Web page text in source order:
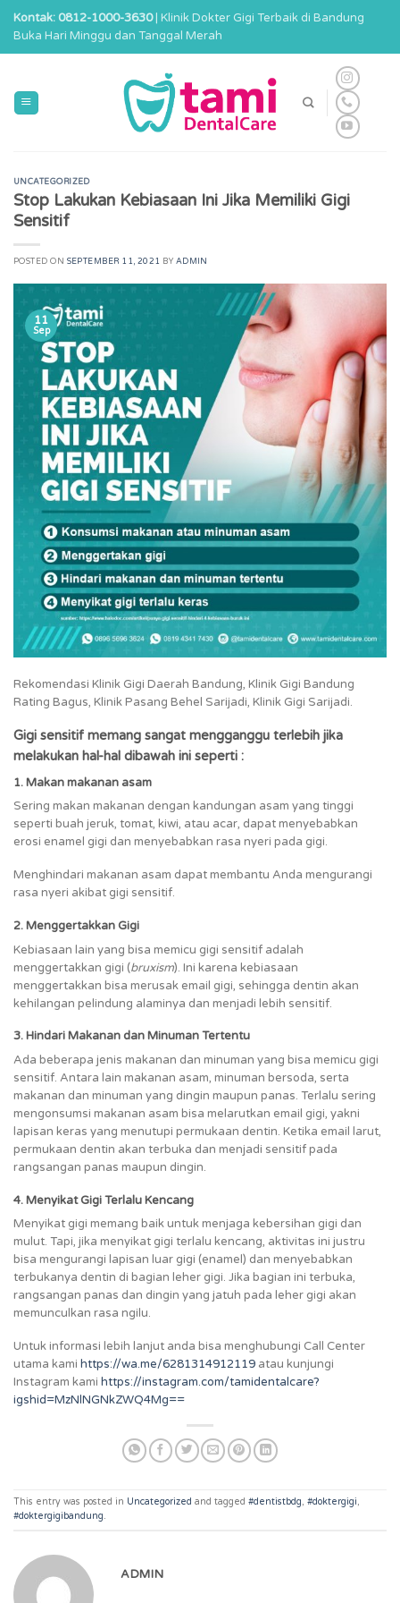
Skip
content
Kontak: 0812-1000-3630| Klinik Dokter Gigi Terbaik di Bandung
Buka Hari Minggu dan Tanggal Merah
UNCATEGORIZED
Stop Lakukan Kebiasaan Ini Jika Memiliki Gigi
Sensitif
POSTED ON SEPTEMBER 11, 2021 BY ADMIN
11
Sep
Rekomendasi Klinik Gigi Daerah Bandung, Klinik Gigi Bandung
Rating Bagus, Klinik Pasang Behel Sarijadi, Klinik Gigi Sarijadi.
Gigi sensitif memang sangat mengganggu terlebih jika
melakukan hal-hal dibawah ini seperti :
1. Makan makanan asam
Sering makan makanan dengan kandungan asam yang tinggi
seperti buah jeruk, tomat, kiwi, atau acar, dapat menyebabkan
erosi enamel gigi dan menyebabkan rasa nyeri pada gigi.
Menghindari makanan asam dapat membantu Anda mengurangi
rasa nyeri akibat gigi sensitif.
2. Menggertakkan Gigi
Kebiasaan lain yang bisa memicu gigi sensitif adalah
menggertakkan gigi (bruxism). Ini karena kebiasaan
menggertakkan bisa merusak email gigi, sehingga dentin akan
kehilangan pelindung alaminya dan menjadi lebih sensitif.
3. Hindari Makanan dan Minuman Tertentu
Ada beberapa jenis makanan dan minuman yang bisa memicu gigi
sensitif. Antara lain makanan asam, minuman bersoda, serta
makanan dan minuman yang dingin maupun panas. Terlalu sering
mengonsumsi makanan asam bisa melarutkan email gigi, yakni
lapisan keras yang menutupi permukaan dentin. Ketika email larut,
permukaan dentin akan terbuka dan menjadi sensitif pada
rangsangan panas maupun dingin.
4.Menyikat Gigi Terlalu Kencang
Menyikat gigi memang baik untuk menjaga kebersihan gigi dan
mulut. Tapi, jika menyikat gigi terlalu kencang, aktivitas ini justru
bisa mengurangi lapisan luar gigi (enamel) dan menyebabkan
terbukanya dentin di bagian leher gigi. Jika bagian ini terbuka,
rangsangan panas dan dingin yang jatuh pada leher gigi akan
memunculkan rasa ngilu.
Untuk informasi lebih lanjut anda bisa menghubungi Call Center
utama kami https://wa.me/6281314912119 atau kunjungi
Instagram kami https://instagram.com/tamidentalcare?
igshid=MzNlNGNkZWQ4Mg==
This entry was posted in Uncategorized and tagged #dentistbdg, #doktergigi,
#doktergigibandung.
ADMIN